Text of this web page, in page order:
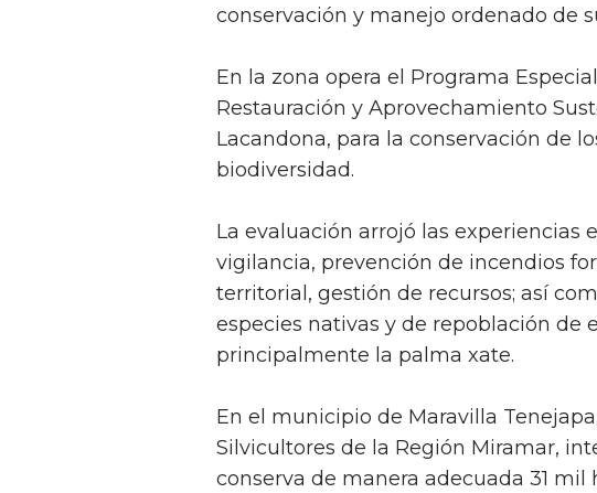
conservación y manejo ordenado de
En la zona opera el Programa
Restauración y Aprovechamiento
Lacandona, para la conservación de
biodiversidad.
La evaluación arrojó las experiencias
vigilancia, prevención de incendios
territorial, gestión de recursos; así
especies nativas y de repoblación de
principalmente la palma xate.
En el municipio de Maravilla
Silvicultores de la Región Miramar,
conserva de manera adecuada 31 mil